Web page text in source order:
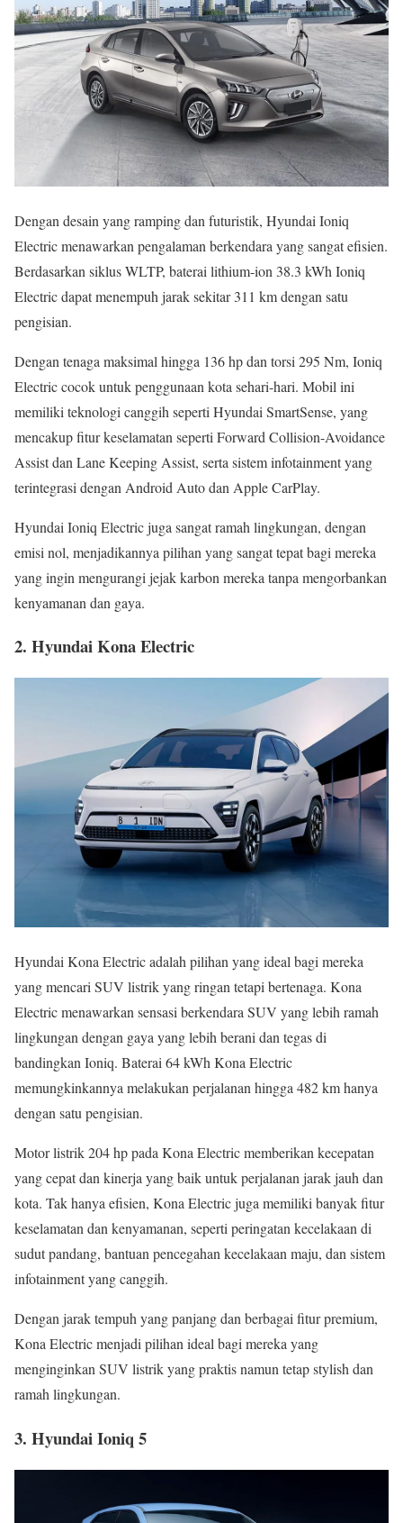
Dengan desain yang ramping dan futuristik, Hyundai Ioniq
Electric menawarkan pengalaman berkendara yang sangat efisien.
Berdasarkan siklus WLTP, baterai lithium-ion 38.3 kWh Ioniq
Electric dapat menempuh jarak sekitar 311 km dengan satu
pengisian.
Dengan tenaga maksimal hingga 136 hp dan torsi 295 Nm, Ioniq
Electric cocok untuk penggunaan kota sehari-hari. Mobil ini
memiliki teknologi canggih seperti Hyundai SmartSense, yang
mencakup fitur keselamatan seperti Forward Collision-Avoidance
Assist dan Lane Keeping Assist, serta sistem infotainment yang
terintegrasi dengan Android Auto dan Apple CarPlay.
Hyundai Ioniq Electric juga sangat ramah lingkungan, dengan
emisi nol, menjadikannya pilihan yang sangat tepat bagi mereka
yang ingin mengurangi jejak karbon mereka tanpa mengorbankan
kenyamanan dan gaya.
2. Hyundai Kona Electric
Hyundai Kona Electric adalah pilihan yang ideal bagi mereka
yang mencari SUV listrik yang ringan tetapi bertenaga. Kona
Electric menawarkan sensasi berkendara SUV yang lebih ramah
lingkungan dengan gaya yang lebih berani dan tegas di
bandingkan Ioniq. Baterai 64 kWh Kona Electric
memungkinkannya melakukan perjalanan hingga 482 km hanya
dengan satu pengisian.
Motor listrik 204 hp pada Kona Electric memberikan kecepatan
yang cepat dan kinerja yang baik untuk perjalanan jarak jauh dan
kota. Tak hanya efisien, Kona Electric juga memiliki banyak fitur
keselamatan dan kenyamanan, seperti peringatan kecelakaan di
sudut pandang, bantuan pencegahan kecelakaan maju, dan sistem
infotainment yang canggih.
Dengan jarak tempuh yang panjang dan berbagai fitur premium,
Kona Electric menjadi pilihan ideal bagi mereka yang
menginginkan SUV listrik yang praktis namun tetap stylish dan
ramah lingkungan.
3. Hyundai Ioniq 5